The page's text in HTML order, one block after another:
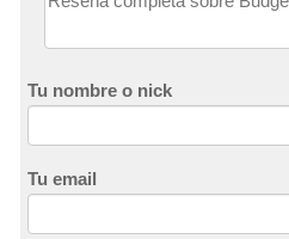
Tu nombre o nick
Tu email